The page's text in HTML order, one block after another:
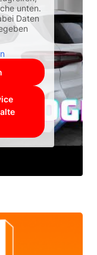
unten.
Daten